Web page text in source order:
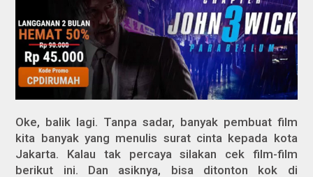
Oke, balik lagi. Tanpa sadar, banyak pembuat film
kita banyak yang menulis surat cinta kepada kota
Jakarta. Kalau tak percaya silakan cek film-film
berikut ini. Dan asiknya, bisa ditonton kok di